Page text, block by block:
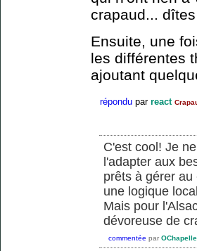
crapaud...
Ensuite, une
les différentes
ajoutant
répondu par react
C'est cool! Je
l'adapter aux
prêts à gérer
une logique
Mais pour
dévoreuse de
commentée par OChapelle